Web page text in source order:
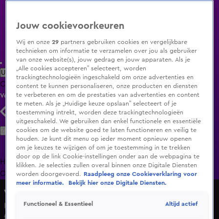
Uitzending Gemist Populaire programma's Zenders Genres
ClipsFilmsRadioSmart TV inlogShop
Volg KIJK
Zoeken
HomeUitzending Gemist Programma's De Bondgenoten
OranjezomerLivestreamsShop
Vandaag Inside
Hélène enthousiast over Jutta Leerdam: 'Ik vind haar een
Jouw cookievoorkeuren
Wij en onze29 partners gebruiken cookies en vergelijkbare
technieken om informatie te verzamelen over jou als gebruiker
van onze website(s), jouw gedrag en jouw apparaten. Als je
„Alle cookies accepteren” selecteert, worden
trackingtechnologieën ingeschakeld om onze advertenties en
content te kunnen personaliseren, onze producten en diensten
te verbeteren en om de prestaties van advertenties en content
te meten. Als je „Huidige keuze opslaan” selecteert of je
toestemming intrekt, worden deze trackingtechnologieën
uitgeschakeld. We gebruiken dan enkel functionele en essentiële
cookies om de website goed te laten functioneren en veilig te
houden. Je kunt dit menu op ieder moment opnieuw openen
om je keuzes te wijzigen of om je toestemming in te trekken
door op de link Cookie-instellingen onder aan de webpagina te
klikken. Je selecties zullen overal binnen onze Digitale Diensten
worden doorgevoerd.
Raadpleeg onze Cookieverklaring voor
meer informatie.
Bekijk hier onze Digitale Diensten.
Functioneel & Essentieel Altijd actief